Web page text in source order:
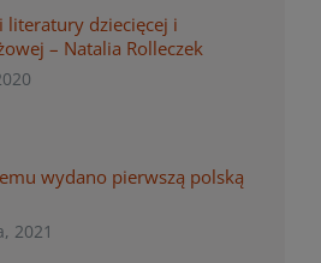
literatury dziecięcej i
– Natalia Rolleczek
wydano pierwszą polską
2021